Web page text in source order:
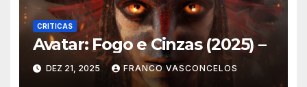
CRITICAS
Avatar: Fogo e Cinzas (2025) –
DEZ 21, 2025 FRANCO VASCONCELOS